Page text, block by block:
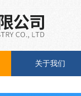
关于我们